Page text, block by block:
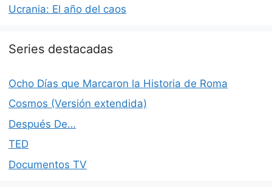
Ucrania: El año del caos
Series destacadas
Ocho Días que Marcaron la Historia de Roma
Cosmos (Versión extendida)
Después De…
TED
Documentos TV